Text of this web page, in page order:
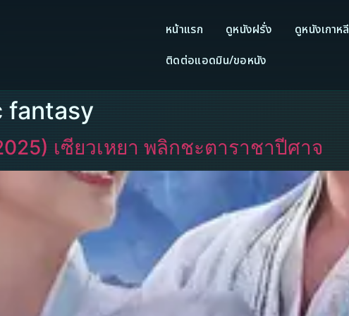
หน้าแรก ดูหนังฝรั่ง ดูหนังเกาหลี
ติดต่อแอดมิน/ขอหนัง
fantasy
เซียวเหยา พลิกชะตาราชาปีศาจ